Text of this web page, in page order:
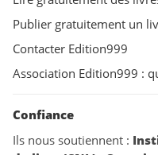
Publier gratuitement un
Contacter Edition999
Association Edition999 :
Confiance
Ils nous soutiennent :